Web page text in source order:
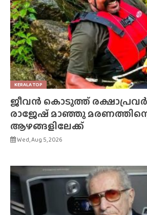
KERALA TOP
ജീവൻ കൊടുത്ത്
രാജേഷ് മാഞ്ഞു
ആഴങ്ങളിലേക്ക്
Wed, Aug 5, 2026